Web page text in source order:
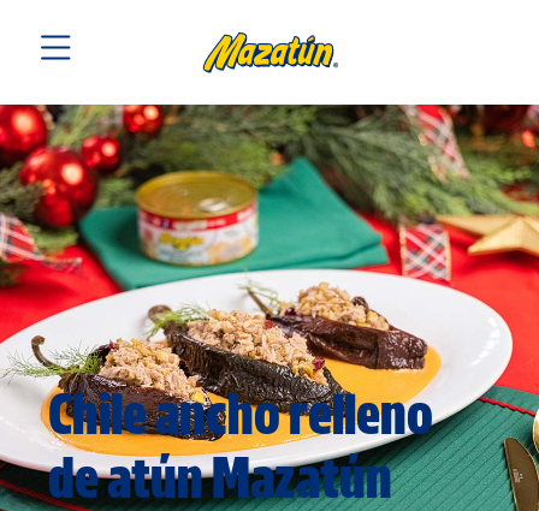
Chile ancho relleno
de atún Mazatún